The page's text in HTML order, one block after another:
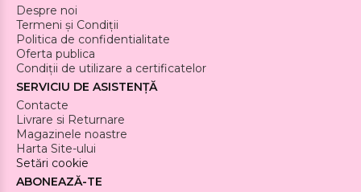
Despre noi
Termeni și Condiții
Politica de confidentialitate
Oferta publica
Condiții de utilizare a certificatelor
SERVICIU DE ASISTENȚĂ
Contacte
Livrare si Returnare
Magazinele noastre
Harta Site-ului
Setări cookie
ABONEAZĂ-TE